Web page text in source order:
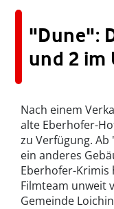
"Dune":
und 2 im
Nach einem
alte Eberhofer-
zu Verfügung.
ein anderes
Eberhofer-Krimis
Filmteam unweit
Gemeinde